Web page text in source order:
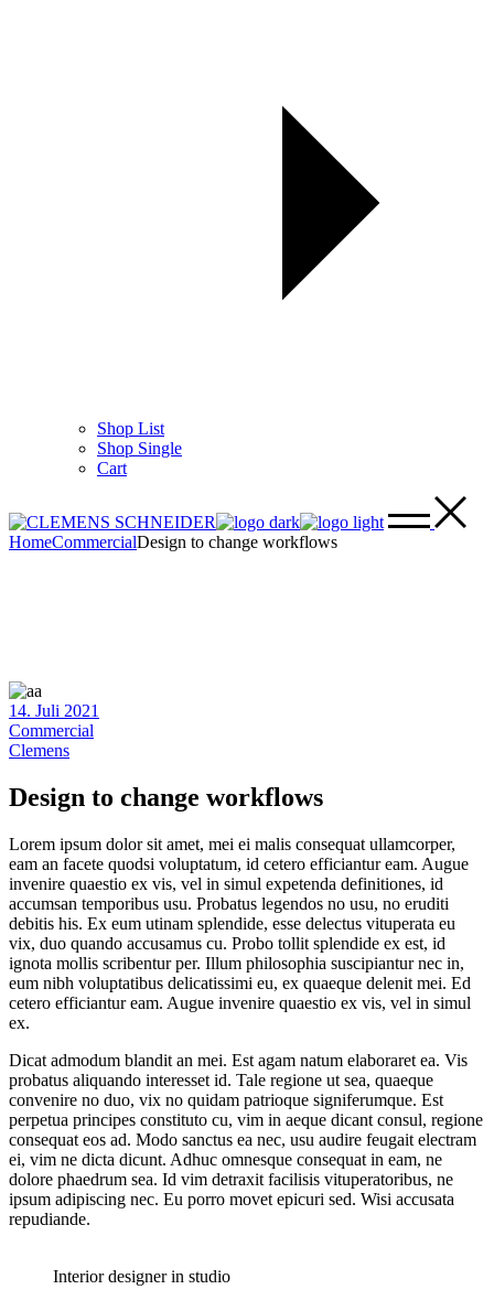
Shop List
Shop Single
Cart
HomeCommercialDesign to change workflows
14. Juli 2021
Commercial
Clemens
Design to change workflows
Lorem ipsum dolor sit amet, mei ei malis consequat ullamcorper,
eam an facete quodsi voluptatum, id cetero efficiantur eam. Augue
invenire quaestio ex vis, vel in simul expetenda definitiones, id
accumsan temporibus usu. Probatus legendos no usu, no eruditi
debitis his. Ex eum utinam splendide, esse delectus vituperata eu
vix, duo quando accusamus cu. Probo tollit splendide ex est, id
ignota mollis scribentur per. Illum philosophia suscipiantur nec in,
eum nibh voluptatibus delicatissimi eu, ex quaeque delenit mei. Ed
cetero efficiantur eam. Augue invenire quaestio ex vis, vel in simul
ex.
Dicat admodum blandit an mei. Est agam natum elaboraret ea. Vis
probatus aliquando interesset id. Tale regione ut sea, quaeque
convenire no duo, vix no quidam patrioque signiferumque. Est
perpetua principes constituto cu, vim in aeque dicant consul, regione
consequat eos ad. Modo sanctus ea nec, usu audire feugait electram
ei, vim ne dicta dicunt. Adhuc omnesque consequat in eam, ne
dolore phaedrum sea. Id vim detraxit facilisis vituperatoribus, ne
ipsum adipiscing nec. Eu porro movet epicuri sed. Wisi accusata
repudiande.
Interior designer in studio